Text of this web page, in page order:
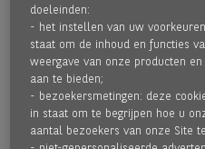
debiteuren opvolging
zoeken. Met deze
op HQ niveau doch
entiteit gesloten lokaal
Pan European:
Dit is
voor internationaal
doeleinden:
- het instellen van uw
staat om de inhoud en functies
weergave van onze producten
aan te bieden;
- bezoekersmetingen: deze
in staat om te begrijpen hoe u
aantal bezoekers van onze Site